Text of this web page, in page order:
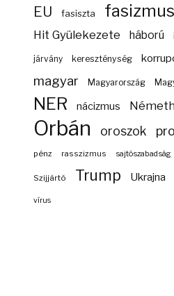
EU fasiszta fasizmus
Hit Gyülekezete háború
járvány kereszténység
magyar Magyarország
NER nácizmus
Orbán oroszok
pénz rasszizmus sajtószabadság
Szijjártó Trump Ukrajna
vírus